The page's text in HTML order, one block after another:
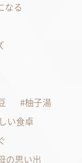
なる
柚子湯
い食卓
の思い出